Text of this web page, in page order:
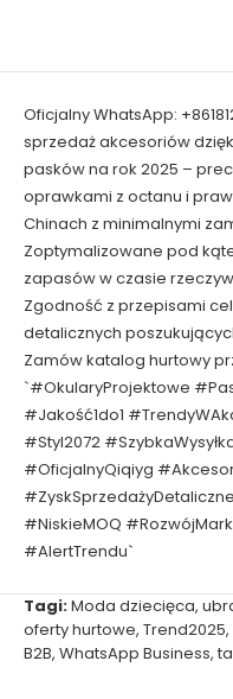
Oficjalny WhatsApp:
sprzedaż akcesoriów
pasków na rok 2025 –
oprawkami z octanu i
Chinach z minimalnymi
Zoptymalizowane pod
zapasów w czasie
Zgodność z przepisami
detalicznych
Zamów katalog hurtowy
`#OkularyProjektowe
#Jakość1do1
#Styl2072
#OficjalnyQiqiyg
#NiskieMOQ
#AlertTrendu`
Tagi:Moda dziecięca,
oferty hurtowe, Trend2025,
B2B, WhatsApp Business,